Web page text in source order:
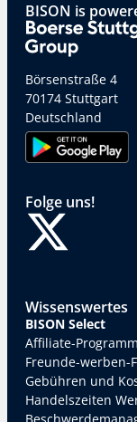
BISON is
Börsenstraße 4
70174 Stuttgart
Deutschland
Folge uns!
Wissenswertes
BISON Select
Affiliate-Programm
Freunde-werben-
Gebühren und
Handelszeiten